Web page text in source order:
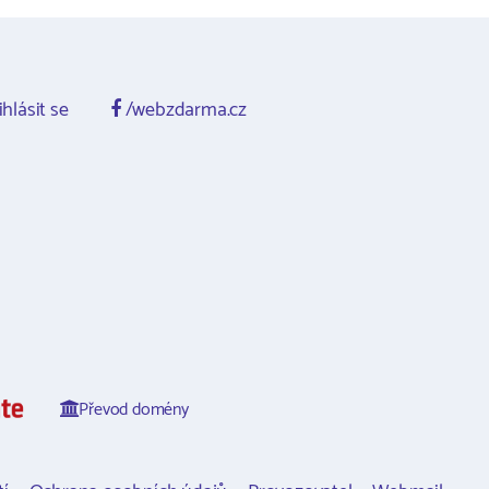
se /webzdarma.cz
Převod domény